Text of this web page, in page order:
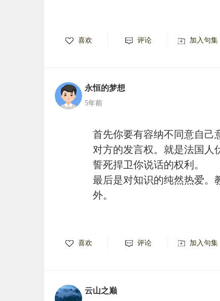
喜欢 评论 加入句集
永恒的梦想
5年前
首先你要有容纳不同意自己
对方的发言权。就是法国人
誓死捍卫你说话的权利。
最后是对知识的纯然热爱。
外。
喜欢 评论 加入句集
云山之巅